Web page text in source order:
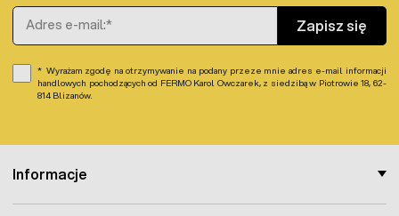
Informacje
Adres e-mail
Zapisz się
Wyrażam zgodę na otrzymywanie na podany przeze mnie adres e-mail informacji
handlowych pochodzących od FERMO Karol Owczarek, z siedzibą w Piotrowie 18, 62-
814 Blizanów.